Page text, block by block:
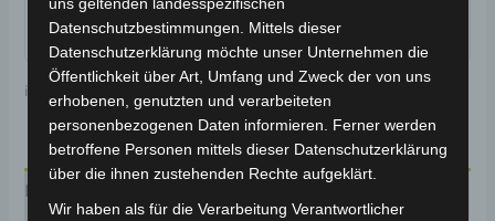
inkl. MwSt.
Beschreibung
Datenschutzbestimmungen. Mittels dieser
Datenschutzerklärung möchte unser Unternehmen die
Öffentlichkeit über Art, Umfang und Zweck der von uns
erhobenen, genutzten und verarbeiteten
personenbezogenen Daten informieren. Ferner werden
betroffene Personen mittels dieser Datenschutzerklärung
über die ihnen zustehenden Rechte aufgeklärt.
Wir haben als für die Verarbeitung Verantwortlicher